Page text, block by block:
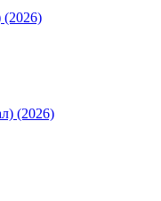
(2026)
(2026)